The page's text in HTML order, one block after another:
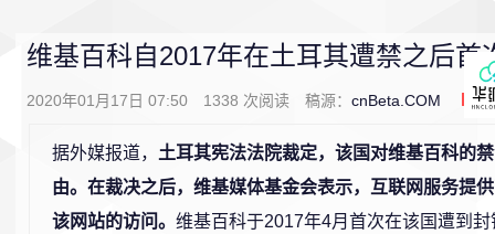
维基百科自2017年在土耳其遭禁之后首
2020年01月17日 07:50 1338 次阅读 稿源： cnBeta.COM 0
据外媒报道， 土耳其宪法法院裁定，该国对维基百科的
由。在裁决之后，维基媒体基金会表示，互联网服务提
该网站的访问。 维基百科于2017年4月首次在该国遭到